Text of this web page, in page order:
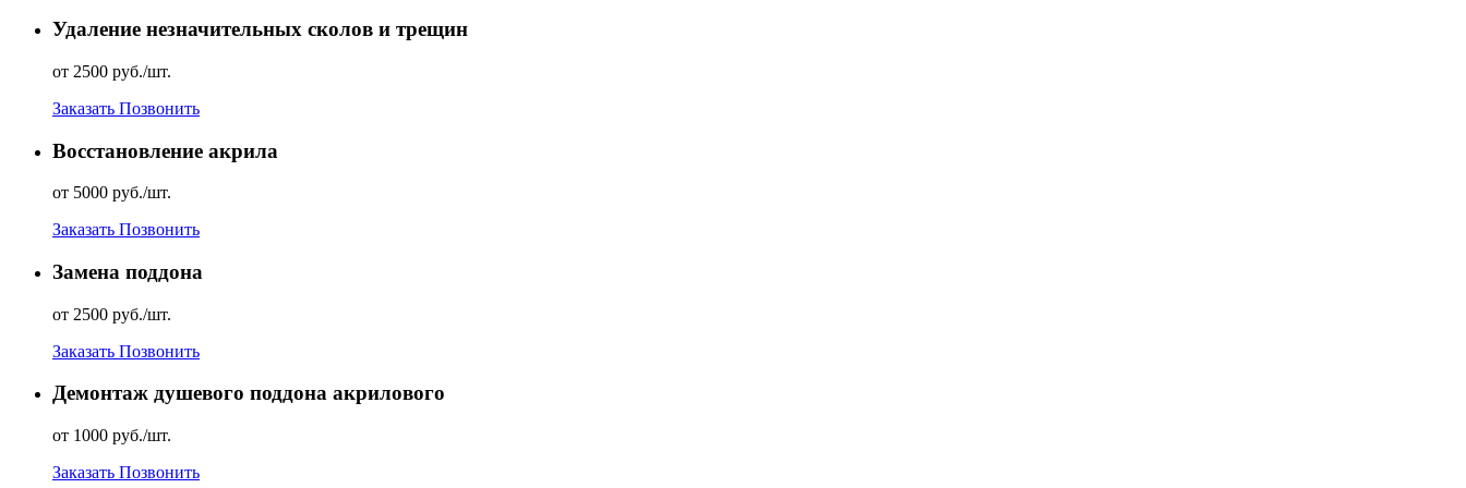
Удаление незначительных сколов и трещин
от 2500 руб./шт.
Заказать Позвонить
Восстановление акрила
от 5000 руб./шт.
Заказать Позвонить
Замена поддона
от 2500 руб./шт.
Заказать Позвонить
Демонтаж душевого поддона акрилового
от 1000 руб./шт.
Заказать Позвонить